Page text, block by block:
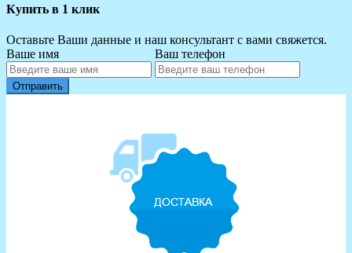
Купить в 1 клик
Оставьте Ваши данные и наш консультант с вами свяжется.
Ваше имя
Ваш телефон
Отправить